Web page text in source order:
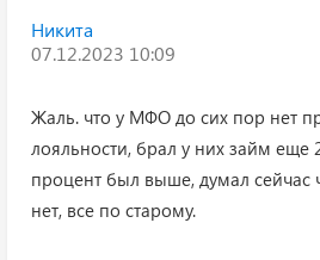
Никита
07.12.2023 10:09
Жаль. что у МФО до сих пор нет
лояльности, брал у них займ еще
процент был выше, думал сейчас
нет, все по старому.